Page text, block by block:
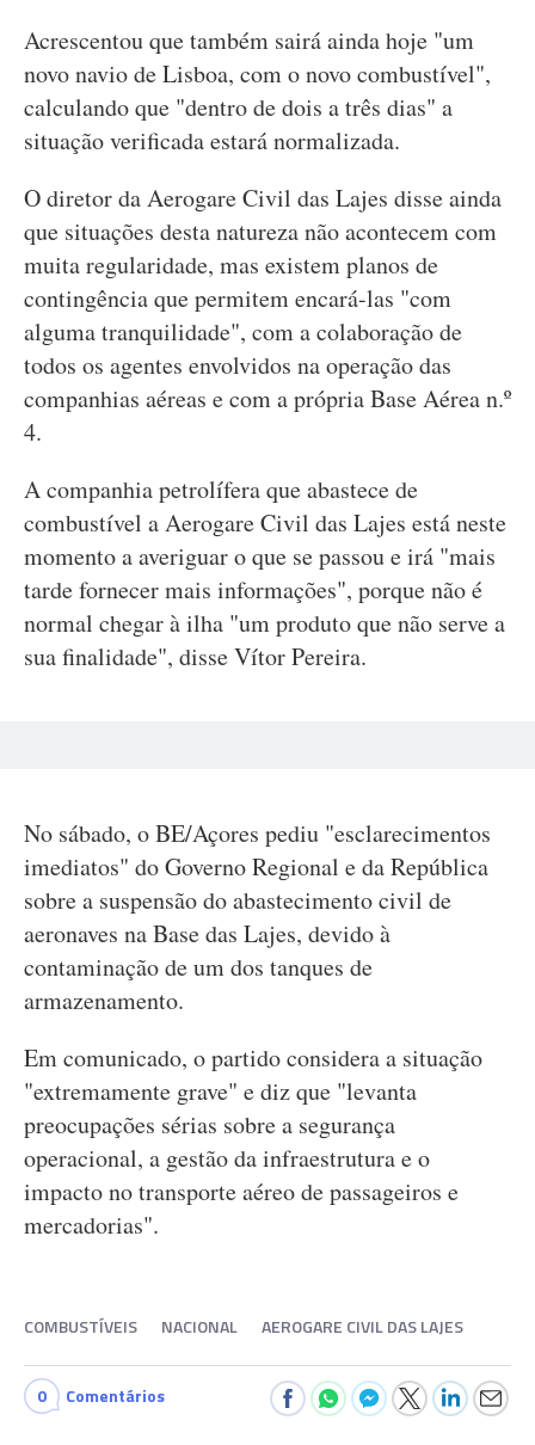
Acrescentou que também sairá ainda hoje "um
novo navio de Lisboa, com o novo combustível",
calculando que "dentro de dois a três dias" a
situação verificada estará normalizada.
O diretor da Aerogare Civil das Lajes disse ainda
que situações desta natureza não acontecem com
muita regularidade, mas existem planos de
contingência que permitem encará-las "com
alguma tranquilidade", com a colaboração de
todos os agentes envolvidos na operação das
companhias aéreas e com a própria Base Aérea n.º
4.
A companhia petrolífera que abastece de
combustível a Aerogare Civil das Lajes está neste
momento a averiguar o que se passou e irá "mais
tarde fornecer mais informações", porque não é
normal chegar à ilha "um produto que não serve a
sua finalidade", disse Vítor Pereira.
No sábado, o BE/Açores pediu "esclarecimentos
imediatos" do Governo Regional e da República
sobre a suspensão do abastecimento civil de
aeronaves na Base das Lajes, devido à
contaminação de um dos tanques de
armazenamento.
Em comunicado, o partido considera a situação
"extremamente grave" e diz que "levanta
preocupações sérias sobre a segurança
operacional, a gestão da infraestrutura e o
impacto no transporte aéreo de passageiros e
mercadorias".
COMBUSTÍVEIS NACIONAL AEROGARE CIVIL DAS LAJES
0 Comentários